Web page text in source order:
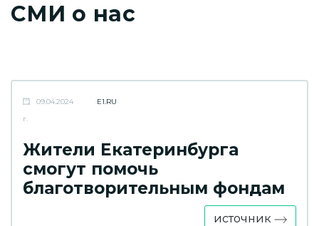
СМИ о нас
09.04.2024
г.
E1.RU
Жители Екатеринбурга
смогут помочь
благотворительным фондам
источник